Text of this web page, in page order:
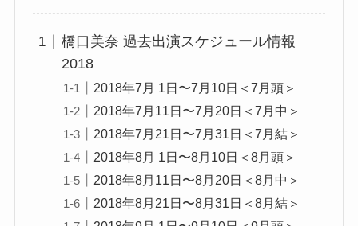
橋口美奈 過去出演スケジュール情報
2018
2018年7月 1日〜7月10日＜7月頭＞
2018年7月11日〜7月20日＜7月中＞
2018年7月21日〜7月31日＜7月結＞
2018年8月 1日〜8月10日＜8月頭＞
2018年8月11日〜8月20日＜8月中＞
2018年8月21日〜8月31日＜8月結＞